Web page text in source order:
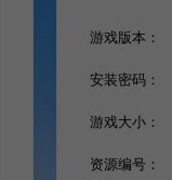
游戏版本：
安装密码：
游戏大小：
资源编号：